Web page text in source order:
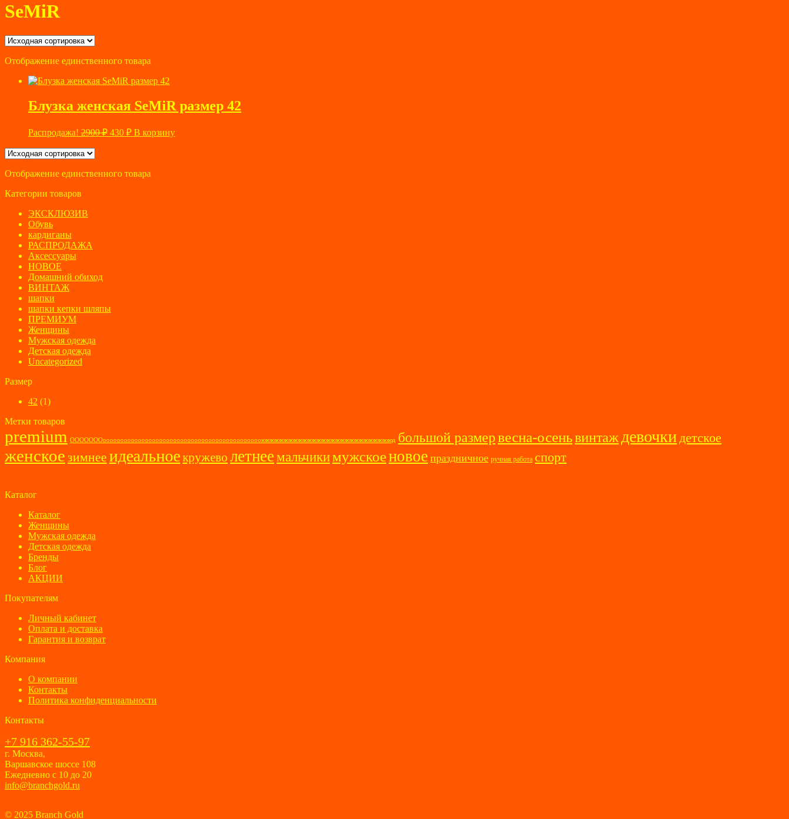
SeMiR
Отображение единственного товара
Блузка женская SeMiR размер 42
Распродажа! 2900₽ Первоначальная
430 ₽Текущая
цена:
В корзину
Отображение единственного товара
Категории товаров
ЭКСКЛЮЗИВ
Обувь
кардиганы
РАСПРОДАЖА
Аксессуары
НОВОЕ
Домашний обиход
ВИНТАЖ
шапки
шапки кепки шляпы
ПРЕМИУМ
Женщины
Мужская одежда
Детская одежда
Uncategorized
Размер
42 (1)
Метки товаров
premium ОООООООоооооооооооооооооооооооооооооооооооооооооооооююююююююююююююююююююююююююююд большой размервесна-осеньвинтаж девочки детское
женское зимнее идеальноекружево летнее мальчикимужскоеновое праздничное ручная работа спорт
Каталог
Каталог
Женщины
Мужская одежда
Детская одежда
Бренды
Блог
АКЦИИ
Покупателям
Личный кабинет
Оплата и доставка
Гарантия и возврат
Компания
О компании
Контакты
Политика конфиденциальности
Контакты
+7 916 362-55-97
г. Москва,
Варшавское шоссе 108
Ежедневно с 10 до 20
info@branchgold.ru
© 2025 Branch Gold